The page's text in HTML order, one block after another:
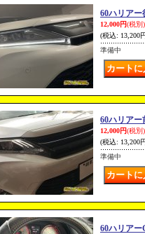
60ハリア
12,000円(税別)
(税込: 13,200
準備中
60ハリア
12,000円(税別)
(税込: 13,200
準備中
60ハリアー